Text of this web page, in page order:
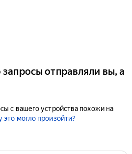
отправляли вы, а
с вашего устройства похожи на
это могло произойти?